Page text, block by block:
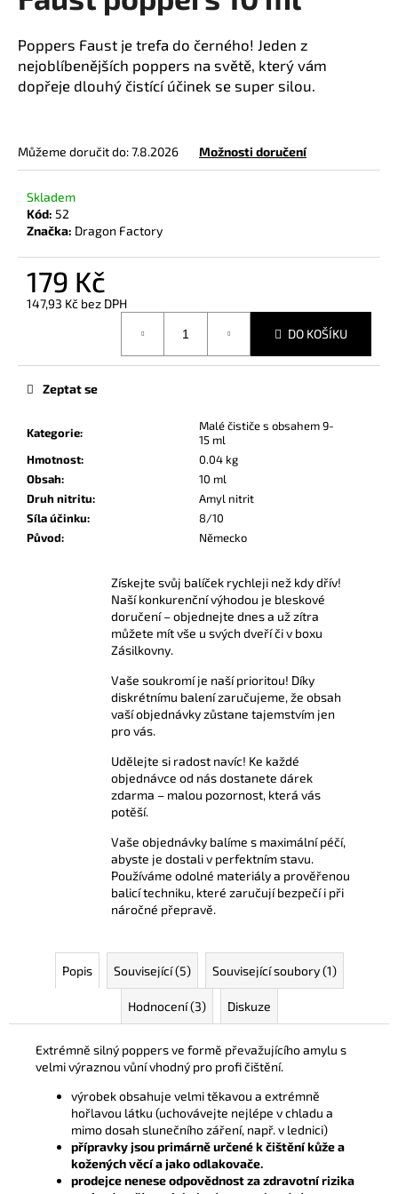
5
hvězdiček.
Poppers Faust je trefa do černého! Jeden z
nejoblíbenějších poppers na světě, který vám
dopřeje dlouhý čistící účinek se super silou.
Můžeme doručit do:7.8.2026 Možnosti doručení
Skladem
Kód: 52
Značka: Dragon Factory
179 Kč
147,93 Kč bez DPH
DO KOŠÍKU
Kategorie:
Malé čističe s obsahem 9-
15 ml
Hmotnost:
0.04 kg
Obsah:
10 ml
Druh nitritu:
Amyl nitrit
Síla účinku:
8/10
Původ: Německo
Zeptat se
Získejte svůj balíček rychleji než kdy dřív!
Naší konkurenční výhodou je bleskové
doručení – objednejte dnes a už zítra
můžete mít vše u svých dveří či v boxu
Zásilkovny.
Vaše soukromí je naší prioritou! Díky
diskrétnímu balení zaručujeme, že obsah
vaší objednávky zůstane tajemstvím jen
pro vás.
Udělejte si radost navíc! Ke každé
objednávce od nás dostanete dárek
zdarma – malou pozornost, která vás
potěší.
Vaše objednávky balíme s maximální péčí,
abyste je dostali v perfektním stavu.
Používáme odolné materiály a prověřenou
balicí techniku, které zaručují bezpečí i při
náročné přepravě.
Popis Související (5) Související soubory (1)
Hodnocení (3) Diskuze
Extrémně silný poppers ve formě převažujícího amylu s
velmi výraznou vůní vhodný pro profi čištění.
výrobek obsahuje velmi těkavou a extrémně
hořlavou látku (uchovávejte nejlépe v chladu a
mimo dosah slunečního záření, např. v lednici)
přípravky jsou primárně určené k čištění kůže a
kožených věcí a jako odlakovače.
prodejce nenese odpovědnost za zdravotní rizika
j
í
t
o
r
u
e
m
e